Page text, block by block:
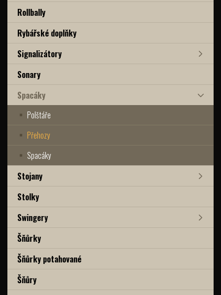
Rollbally
Rybářské doplňky
Signalizátory
Sonary
Spacáky
Polštáře
Přehozy
Spacáky
Stojany
Stolky
Swingery
Šňůrky
Šňůrky potahované
Šňůry